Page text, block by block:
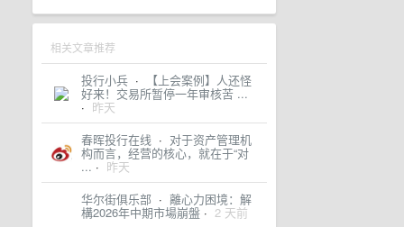
相关文章推荐
投行小兵 · 【上会案例】人还怪
好来！交易所暂停一年审核苦 ...
· 昨天
春晖投行在线 · 对于资产管理机
构而言，经营的核心，就在于“对
... · 昨天
华尔街俱乐部 · 離心力困境：解
構2026年中期市場崩盤 · 2 天前